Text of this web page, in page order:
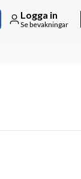
Logga in
Se bevakningar